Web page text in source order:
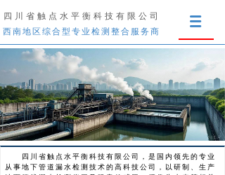
四川省触点水平衡科技有限公司，是国内领先的专业
从事地下管道漏水检测技术的高科技公司，以研制、生产
四川省触点水平衡科技有限公司
西南地区综合型专业检测整合服务商